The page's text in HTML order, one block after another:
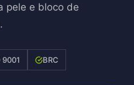
pele e bloco de
9001 BRC